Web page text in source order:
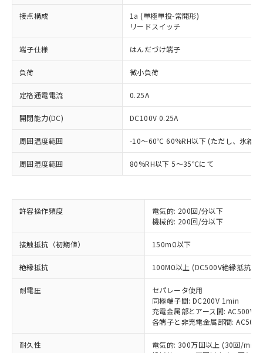
接点構成
1a (単極単投-常開形)
リードスイッチ
端子仕様 はんだづけ端子
負荷 微小負荷
定格通電電流 0.25A
開閉能力(DC) DC100V 0.25A
周囲温度範囲 -10～60℃ 60%RH以下 (ただし、氷結
周囲湿度範囲 80%RH以下 5～35℃にて
許容操作頻度
電気的: 200回/分以下
機械的: 200回/分以下
接触抵抗（初期値） 150mΩ以下
絶縁抵抗 100MΩ以上 (DC500V絶縁抵抗計
耐電圧
セパレータ使用
同極端子間: DC200V 1min
充電金属部とアース間: AC500V
各端子と非充電金属部間:
耐久性
電気的: 300万回以上 (30回/min)
以下の条件をお読みいただき、同意のうえ
対応済み：EU RoHS指令（10物質）の
非含有に対応した製品が提供可能な商品で
す。
対応予定：EU RoHS指令（10物質）の非含
有に対応した製品に切り替える予定のある
対応予定なし：EU RoHS指令（10物質）の
非含有に非対応の商品で、対応品を出す予